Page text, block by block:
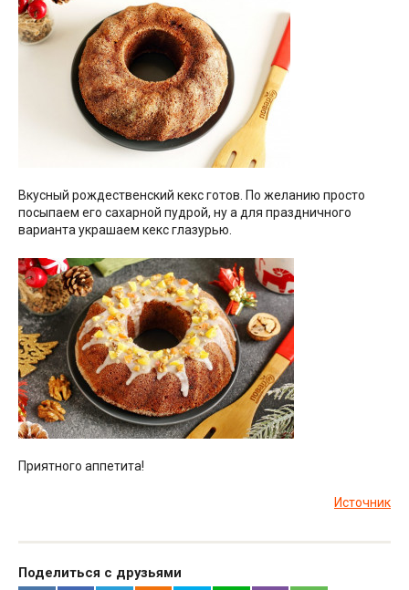
Вкусный рождественский кекс готов. По желанию просто
посыпаем его сахарной пудрой, ну а для праздничного
варианта украшаем кекс глазурью.
Приятного аппетита!
Источник
Поделиться с друзьями